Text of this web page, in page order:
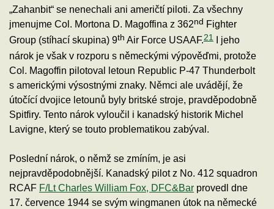
„Zahanbit“ se nenechali ani američtí piloti. Za všechny
jmenujme Col. Mortona D. Magoffina z 362nd Fighter
Group (stíhací skupina) 9th Air Force USAAF.21 I jeho
nárok je však v rozporu s německými výpověďmi, protože
Col. Magoffin pilotoval letoun Republic P-47 Thunderbolt
s americkými výsostnými znaky. Němci ale uvádějí, že
útočící dvojice letounů byly britské stroje, pravděpodobně
Spitfiry. Tento nárok vyloučil i kanadský historik Michel
Lavigne, který se touto problematikou zabýval.
Poslední nárok, o němž se zmíním, je asi
nejpravděpodobnější. Kanadský pilot z No. 412 squadron
RCAF F/Lt Charles William Fox, DFC&Bar provedl dne
17. července 1944 se svým wingmanen útok na německé